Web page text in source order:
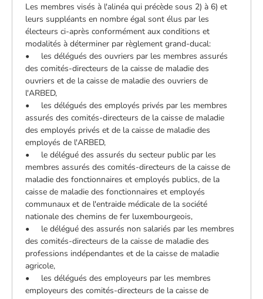
Les membres visés à l'alinéa qui précède sous 2) à 6) et
leurs suppléants en nombre égal sont élus par les
électeurs ci-après conformément aux conditions et
modalités à déterminer par règlement grand-ducal:
• les délégués des ouvriers par les membres assurés
des comités-directeurs de la caisse de maladie des
ouvriers et de la caisse de maladie des ouvriers de
l'ARBED,
• les délégués des employés privés par les membres
assurés des comités-directeurs de la caisse de maladie
des employés privés et de la caisse de maladie des
employés de l'ARBED,
• le délégué des assurés du secteur public par les
membres assurés des comités-directeurs de la caisse de
maladie des fonctionnaires et employés publics, de la
caisse de maladie des fonctionnaires et employés
communaux et de l'entraide médicale de la société
nationale des chemins de fer luxembourgeois,
• le délégué des assurés non salariés par les membres
des comités-directeurs de la caisse de maladie des
professions indépendantes et de la caisse de maladie
agricole,
• les délégués des employeurs par les membres
employeurs des comités-directeurs de la caisse de